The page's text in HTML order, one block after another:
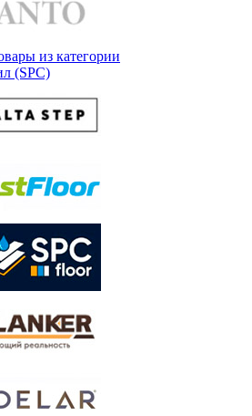
из категории
(SPC)